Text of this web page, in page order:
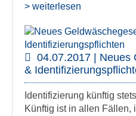
> weiterlesen
04.07.2017 | Neues
&
Identifizierung künftig
Künftig ist in allen Fällen,